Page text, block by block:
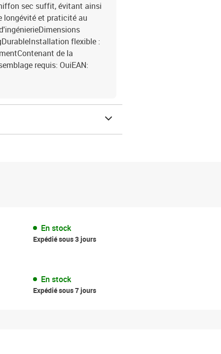
sec suffit, évitant ainsi
longévité et praticité au
flexible :
de la
requis: OuiEAN:
En stock
Expédié sous 3 jours
En stock
Expédié sous 7 jours